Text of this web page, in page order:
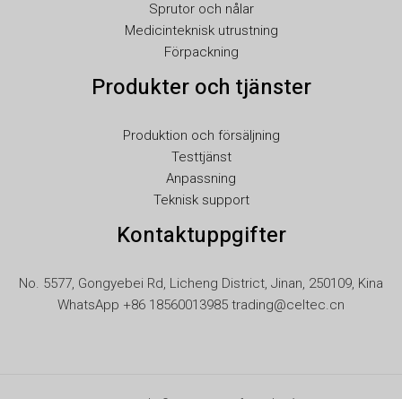
Sprutor och nålar
Medicinteknisk utrustning
Förpackning
Produkter och tjänster
Produktion och försäljning
Testtjänst
Anpassning
Teknisk support
Kontaktuppgifter
No. 5577, Gongyebei Rd, Licheng District, Jinan, 250109, Kina
WhatsApp +86 18560013985 trading@celtec.cn
DE